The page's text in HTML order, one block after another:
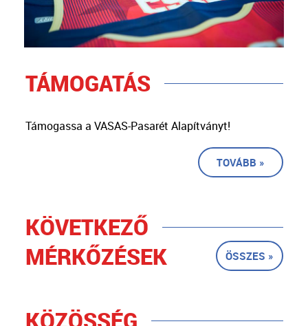
TÁMOGATÁS
Támogassa a VASAS-Pasarét Alapítványt!
TOVÁBB »
KÖVETKEZŐ
MÉRKŐZÉSEK
ÖSSZES »